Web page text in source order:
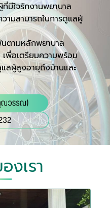
ที่มีใจรักงานพยาบาล
มสามารถในการดูแลผู้
นตามหลักพยาบาล
พื่อเตรียมความพร้อม
ลผู้สูงอายุถึงบ้านและ
งเรา